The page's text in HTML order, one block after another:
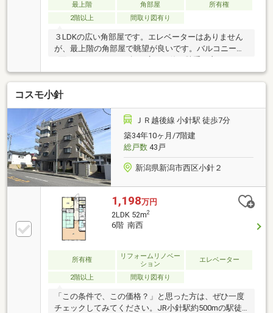
最上階 角部屋
所有権
2階以上
間取り図有り
３LDKの広い角部屋です。エレベーターはありません
が、最上階の角部屋で眺望が良いです。バルコニーも
す。南面を向いており日当たりもいいので洗濯物もす
ぐ乾くと思います。イオン新潟西店前にはバス停も多
く、移動も便利ですし、青山駅も徒歩圏内なので通勤
通学に便利な立地です。
コスモ小針
ＪＲ越後線 小針駅 徒歩7分
築34年10ヶ月/7階建
総戸数43戸
新潟県新潟市西区小針２
1,198万円
2LDK 52m2
6階 南西
所有権
リフォームリノベー
ション
エレベーター
2階以上 間取り図有り
「この条件で、この価格？」と思った方は、ぜひ一度
チェックしてみてください。JR小針駅約500mの駅徒